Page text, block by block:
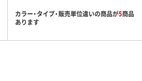
カラー・タイプ・販売単位違いの商品が5商品
あります